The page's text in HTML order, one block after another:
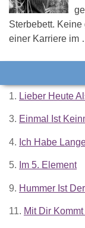
Sterbebett.
einer Karriere im
1. Lieber Heute
3. Einmal Ist
4. Ich Habe
5. Im 5. Element
9. Hummer Ist
11. Mit Dir